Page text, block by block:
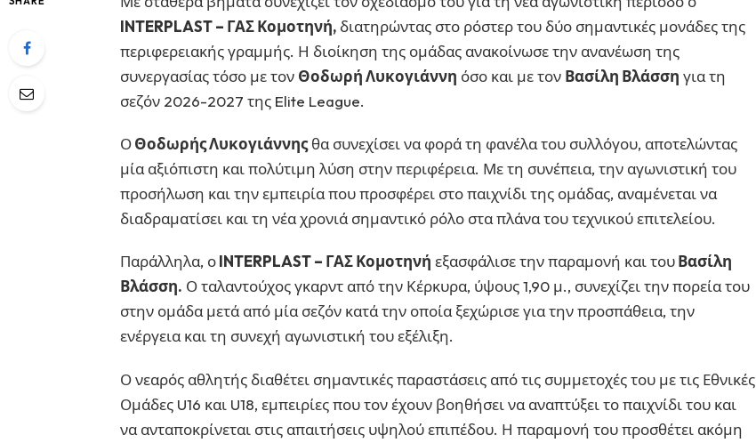
INTERPLAST – ΓΑΣ Κομοτηνή, διατηρώντας στο ρόστερ του δύο σημαντικές μονάδες της
περιφερειακής γραμμής. Η διοίκηση της ομάδας ανακοίνωσε την ανανέωση της
συνεργασίας τόσο με τον Θοδωρή Λυκογιάννη όσο και με τον Βασίλη Βλάσση για τη
σεζόν 2026-2027 της Elite League.
ΟΘοδωρής Λυκογιάννηςθα συνεχίσει να φορά τη φανέλα του συλλόγου, αποτελώντας
μία αξιόπιστη και πολύτιμη λύση στην περιφέρεια. Με τη συνέπεια, την αγωνιστική του
προσήλωση και την εμπειρία που προσφέρει στο παιχνίδι της ομάδας, αναμένεται να
διαδραματίσει και τη νέα χρονιά σημαντικό ρόλο στα πλάνα του τεχνικού επιτελείου.
Παράλληλα, οINTERPLAST – ΓΑΣ Κομοτηνή εξασφάλισε την παραμονή και τουΒασίλη
Βλάσση. Ο ταλαντούχος γκαρντ από την Κέρκυρα, ύψους 1,90 μ., συνεχίζει την πορεία του
στην ομάδα μετά από μία σεζόν κατά την οποία ξεχώρισε για την προσπάθεια, την
ενέργεια και τη συνεχή αγωνιστική του εξέλιξη.
Ο νεαρός αθλητής διαθέτει σημαντικές παραστάσεις από τις συμμετοχές του με τις Εθνικές
Ομάδες U16 και U18, εμπειρίες που τον έχουν βοηθήσει να αναπτύξει το παιχνίδι του και
να ανταποκρίνεται στις απαιτήσεις υψηλού επιπέδου. Η παραμονή του προσθέτει ακόμη